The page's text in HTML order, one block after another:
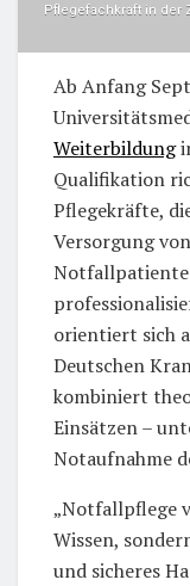
Pflegefachkraft in der
Ab Anfang
Weiterbildung
Qualifikation
Pflegekräfte,
Versorgung
orientiert sich
Deutschen
kombiniert
Einsätzen –
Notaufnahme
„Notfallpflege
Wissen,
und sicheres